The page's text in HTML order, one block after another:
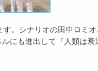
。シナリオの田中ロミ
にも進出して『人類は